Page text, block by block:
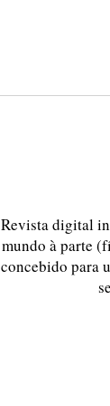
Revista digital
mundo à parte
concebido para